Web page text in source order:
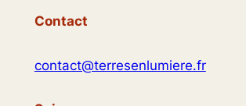
Contact
contact@terresenlumiere.fr